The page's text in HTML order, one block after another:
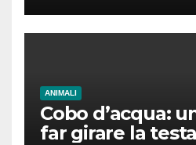
ANIMALI
Cobo d’acqua:
far girare la testa